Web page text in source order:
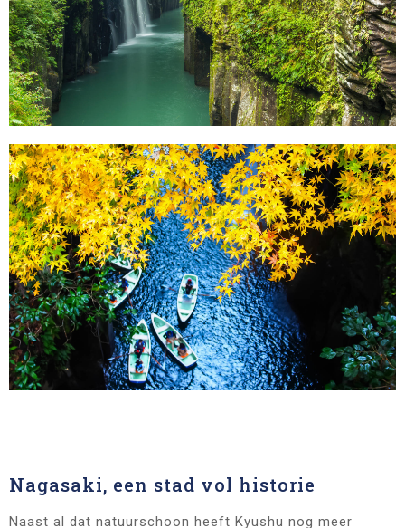
Nagasaki, een stad vol historie
Naast al dat natuurschoon heeft Kyushu nog meer